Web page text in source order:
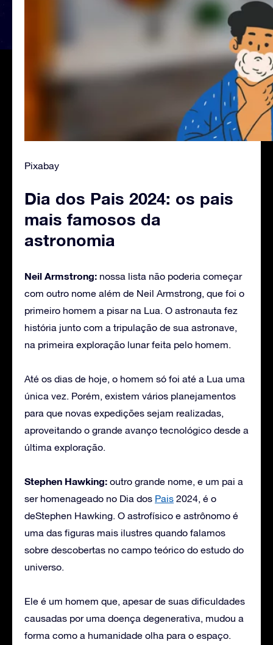
Pixabay
Dia dos Pais 2024: os pais
mais famosos da
astronomia
Neil Armstrong: nossa lista não poderia começar
com outro nome além de Neil Armstrong, que foi o
primeiro homem a pisar na Lua. O astronauta fez
história junto com a tripulação de sua astronave,
na primeira exploração lunar feita pelo homem.
Até os dias de hoje, o homem só foi até a Lua uma
única vez. Porém, existem vários planejamentos
para que novas expedições sejam realizadas,
aproveitando o grande avanço tecnológico desde a
última exploração.
Stephen Hawking: outro grande nome, e um pai a
ser homenageado no Dia dos Pais 2024, é o
deStephen Hawking. O astrofísico e astrônomo é
uma das figuras mais ilustres quando falamos
sobre descobertas no campo teórico do estudo do
universo.
Ele é um homem que, apesar de suas dificuldades
causadas por uma doença degenerativa, mudou a
forma como a humanidade olha para o espaço.